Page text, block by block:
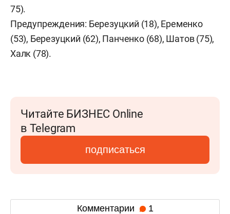
75).
Предупреждения: Березуцкий (18), Еременко
(53), Березуцкий (62), Панченко (68), Шатов (75),
Халк (78).
Читайте БИЗНЕС Online
в Telegram
подписаться
Комментарии 1